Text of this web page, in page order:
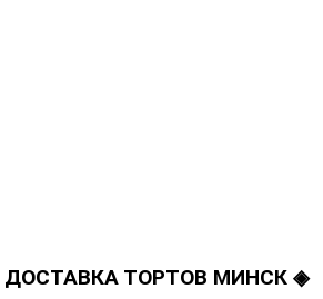
ТОРТОВ МИНСК ◈